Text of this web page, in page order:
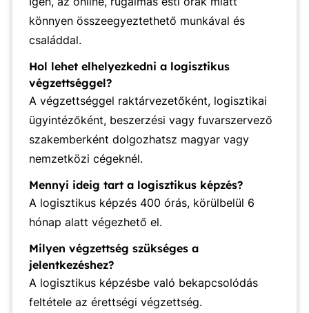
könnyen összeegyeztethető munkával és
családdal.
Hol lehet elhelyezkedni a logisztikus
végzettséggel?
A végzettséggel raktárvezetőként, logisztikai
ügyintézőként, beszerzési vagy fuvarszervező
szakemberként dolgozhatsz magyar vagy
nemzetközi cégeknél.
Mennyi ideig tart a logisztikus képzés?
A logisztikus képzés 400 órás, körülbelül 6
hónap alatt végezhető el.
Milyen végzettség szükséges a
jelentkezéshez?
A logisztikus képzésbe való bekapcsolódás
feltétele az érettségi végzettség.